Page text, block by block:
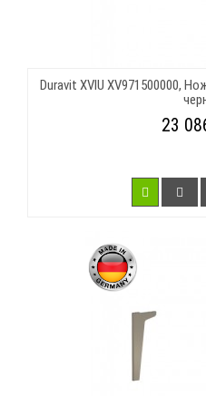
Duravit XVIU XV971500000,
23